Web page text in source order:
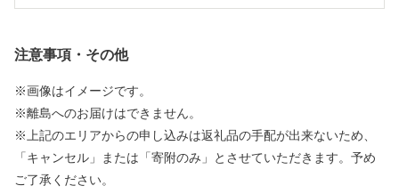
注意事項・その他
※画像はイメージです。
※離島へのお届けはできません。
※上記のエリアからの申し込みは返礼品の手配が出来ないため、
「キャンセル」または「寄附のみ」とさせていただきます。予め
ご了承ください。